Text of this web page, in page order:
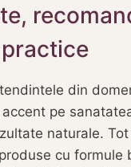
din
pe
naturale.
cu formule